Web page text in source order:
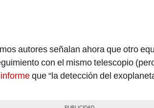
autores señalan ahora que otro
con el mismo telescopio
que “la detección del